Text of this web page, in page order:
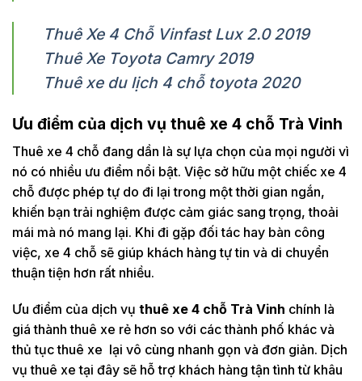
Thuê Xe 4 Chỗ Vinfast Lux 2.0 2019
Thuê Xe Toyota Camry 2019
Thuê xe du lịch 4 chỗ toyota 2020
Ưu điểm của dịch vụ thuê xe 4 chỗ Trà Vinh
Thuê xe 4 chỗ đang dần là sự lựa chọn của mọi người vì
nó có nhiều ưu điểm nổi bật. Việc sở hữu một chiếc xe 4
chỗ được phép tự do đi lại trong một thời gian ngắn,
khiến bạn trải nghiệm được cảm giác sang trọng, thoải
mái mà nó mang lại. Khi đi gặp đối tác hay bàn công
việc, xe 4 chỗ sẽ giúp khách hàng tự tin và di chuyển
thuận tiện hơn rất nhiều.
Ưu điểm của dịch vụ thuê xe 4 chỗ Trà Vinh chính là
giá thành thuê xe rẻ hơn so với các thành phố khác và
thủ tục thuê xe lại vô cùng nhanh gọn và đơn giản. Dịch
vụ thuê xe tại đây sẽ hỗ trợ khách hàng tận tình từ khâu